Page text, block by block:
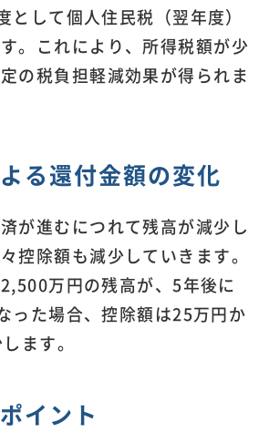
として個人住民税（翌年度）
。これにより、所得税額が少
の税負担軽減効果が得られま
る還付金額の変化
が進むにつれて残高が減少し
控除額も減少していきます。
万円の残高が、5年後に
った場合、控除額は25万円か
ます。
イント